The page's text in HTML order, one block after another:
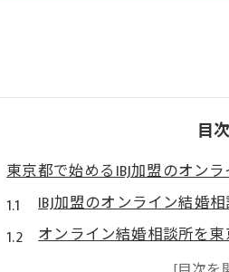
目次
東京都で始めるIBJ加盟のオン
IBJ加盟のオンライン結婚
オンライン結婚相談所を
東京都で効率的な婚活を実